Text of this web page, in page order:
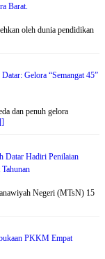
Barat.
oleh dunia pendidikan
Gelora “Semangat 45”
dan penuh gelora
Datar Hadiri Penilaian
Negeri (MTsN) 15
PKKM Empat